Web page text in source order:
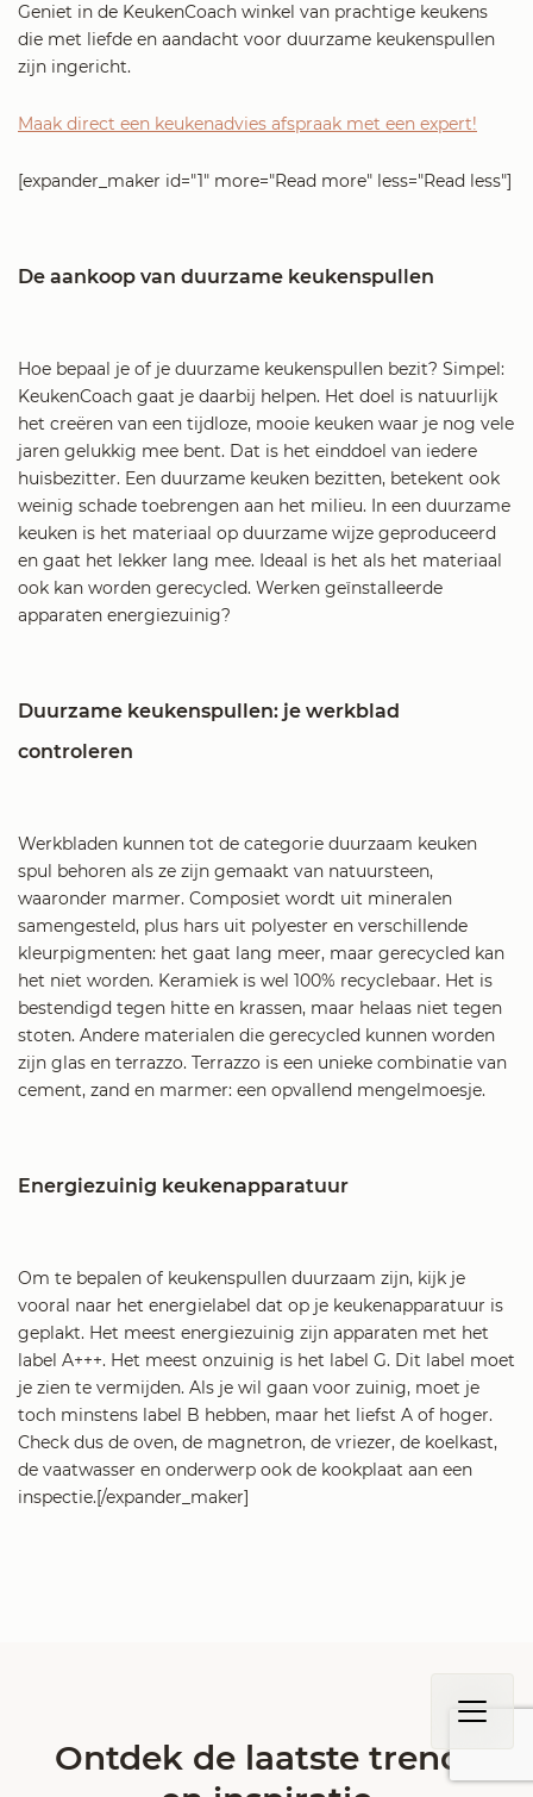
Geniet in de KeukenCoach winkel van prachtige keukens
die met liefde en aandacht voor duurzame keukenspullen
zijn ingericht.
Maak direct een keukenadvies afspraak met een expert!
[expander_maker id="1" more="Read more" less="Read less"]
De aankoop van duurzame keukenspullen
Hoe bepaal je of je duurzame keukenspullen bezit? Simpel:
KeukenCoach gaat je daarbij helpen. Het doel is natuurlijk
het creëren van een tijdloze, mooie keuken waar je nog vele
jaren gelukkig mee bent. Dat is het einddoel van iedere
huisbezitter. Een duurzame keuken bezitten, betekent ook
weinig schade toebrengen aan het milieu. In een duurzame
keuken is het materiaal op duurzame wijze geproduceerd
en gaat het lekker lang mee. Ideaal is het als het materiaal
ook kan worden gerecycled. Werken geïnstalleerde
apparaten energiezuinig?
Duurzame keukenspullen: je werkblad
controleren
Werkbladen kunnen tot de categorie duurzaam keuken
spul behoren als ze zijn gemaakt van natuursteen,
waaronder marmer. Composiet wordt uit mineralen
samengesteld, plus hars uit polyester en verschillende
kleurpigmenten: het gaat lang meer, maar gerecycled kan
het niet worden. Keramiek is wel 100% recyclebaar. Het is
bestendigd tegen hitte en krassen, maar helaas niet tegen
stoten. Andere materialen die gerecycled kunnen worden
zijn glas en terrazzo. Terrazzo is een unieke combinatie van
cement, zand en marmer: een opvallend mengelmoesje.
Energiezuinig keukenapparatuur
Om te bepalen of keukenspullen duurzaam zijn, kijk je
vooral naar het energielabel dat op je keukenapparatuur is
geplakt. Het meest energiezuinig zijn apparaten met het
label A+++. Het meest onzuinig is het label G. Dit label moet
je zien te vermijden. Als je wil gaan voor zuinig, moet je
toch minstens label B hebben, maar het liefst A of hoger.
Check dus de oven, de magnetron, de vriezer, de koelkast,
de vaatwasser en onderwerp ook de kookplaat aan een
inspectie.[/expander_maker]
Ontdek de laatste trends